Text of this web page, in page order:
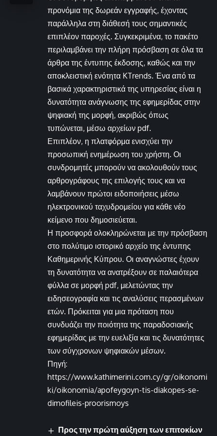
προνόμια της δωρεάν εγγραφής, έχοντας
παράλληλα στη διάθεσή τους σημαντικές
επιπλέον παροχές. Συγκεκριμένα, το πακέτο
περιλαμβάνει την πλήρη πρόσβαση σε όλα τα
άρθρα της έντυπης έκδοσης, καθώς και την
αποκλειστική ενότητα KTrends. Ένα από τα
βασικά χαρακτηριστικά της υπηρεσίας είναι η
δυνατότητα ανάγνωσης της εφημερίδας στην
ψηφιακή της μορφή, ακριβώς όπως
τυπώνεται, μέσω αρχείων pdf.
Επιπλέον, η πλατφόρμα ενισχύει την
προσωπική ενημέρωση του χρήστη. Οι
συνδρομητές μπορούν να ακολουθούν τους
αρθρογράφους της επιλογής τους και να
λαμβάνουν πρώτοι ειδοποιήσεις μέσω
ηλεκτρονικού ταχυδρομείου για κάθε νέο
κείμενο που δημοσιεύεται.
Η προσφορά ολοκληρώνεται με την πρόσβαση
στο πολύτιμο ιστορικό αρχείο της έντυπης
Καθημερινής Κύπρου. Οι αναγνώστες έχουν
τη δυνατότητα να ανατρέξουν σε παλαιότερα
φύλλα σε μορφή pdf, μελετώντας την
ειδησεογραφία και τις αναλύσεις περασμένων
ετών. Πρόκειται για μια πρόταση που
συνδυάζει την ποιότητα της παραδοσιακής
εφημερίδας με την ευελιξία και τις δυνατότητες
των σύγχρονων ψηφιακών μέσων.
Πηγή:
https://www.kathimerini.com.cy/gr/oikonomi
ki/oikonomia/apofeygoyn-tis-diakopes-se-
dimofileis-proorismoys
Προς την πρώτη αύξηση των επιτοκίων